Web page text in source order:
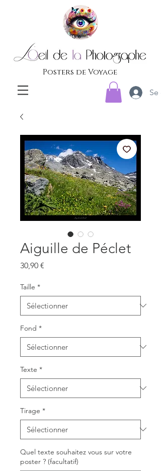
Posters de Voyage
Se
Aiguille de Péclet
30,90 €
Taille *
Fond *
Texte *
Tirage *
Quel texte souhaitez vous sur votre
poster ? (facultatif)